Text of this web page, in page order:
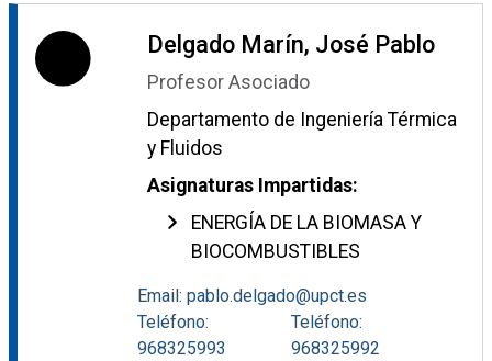
Delgado Marín, José Pablo
Profesor Asociado
Departamento de Ingeniería Térmica
y Fluidos
Asignaturas Impartidas:
ENERGÍA DE LA BIOMASA Y
BIOCOMBUSTIBLES
Email: pablo.delgado@upct.es
Teléfono:
968325993
Teléfono:
968325992